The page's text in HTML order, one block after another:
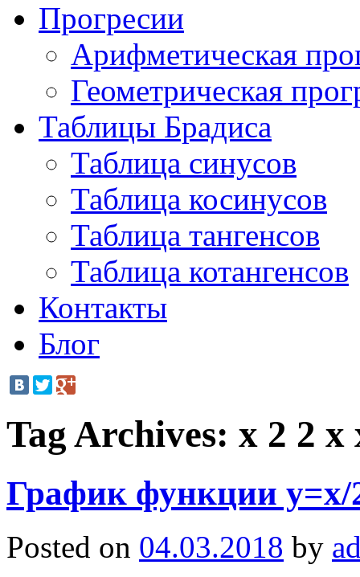
Прогресии
Арифметическая
Геометрическая
Таблицы Брадиса
Таблица синусов
Таблица косинусов
Таблица тангенсов
Таблица котангенсов
Контакты
Блог
Tag Archives: x 2 2 x
График функции y=x/
Posted on 04.03.2018 by